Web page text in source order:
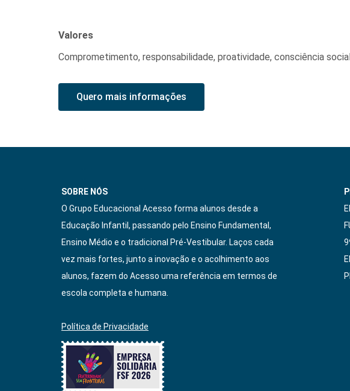
Valores
Comprometimento, responsabilidade, proatividade, consciência
Quero mais informações
SOBRE NÓS
O Grupo Educacional Acesso forma alunos desde a
Educação Infantil, passando pelo Ensino Fundamental,
Ensino Médio e o tradicional Pré-Vestibular. Laços cada
vez mais fortes, junto a inovação e o acolhimento aos
alunos, fazem do Acesso uma referência em termos de
escola completa e humana.
Política de Privacidade